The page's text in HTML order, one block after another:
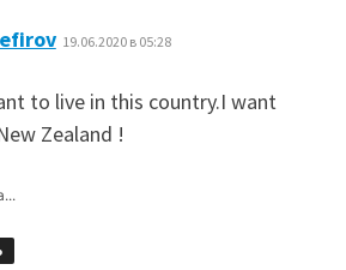
: 19.06.2020 в 05:28
to live in this country.I want
Zealand !